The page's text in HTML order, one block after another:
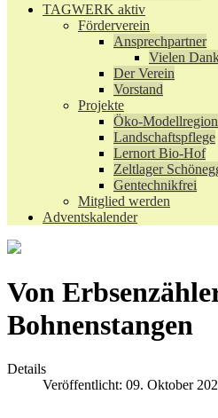
TAGWERK aktiv
Förderverein
Ansprechpartner
Vielen
Der Verein
Vorstand
Projekte
Öko-Modellregion
Landschaftspflege
Lernort Bio-Hof
Zeltlager
Gentechnikfrei
Mitglied werden
Adventskalender
Von
Bohnenstangen
Details
Veröffentlicht: 09. Oktober